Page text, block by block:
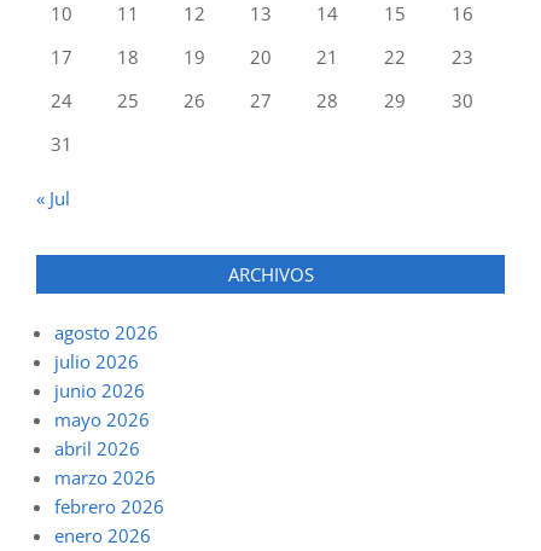
10
11 12 13 14 15
16
17
18 19 20 21 22
23
24
25 26 27 28 29
30
31
« Jul
ARCHIVOS
agosto 2026
julio 2026
junio 2026
mayo 2026
abril 2026
marzo 2026
febrero 2026
enero 2026